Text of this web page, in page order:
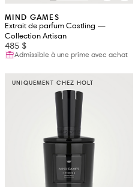
MIND GAMES
Extrait de parfum Castling —
Collection Artisan
485 $
Admissible à une prime avec achat
UNIQUEMENT CHEZ HOLT